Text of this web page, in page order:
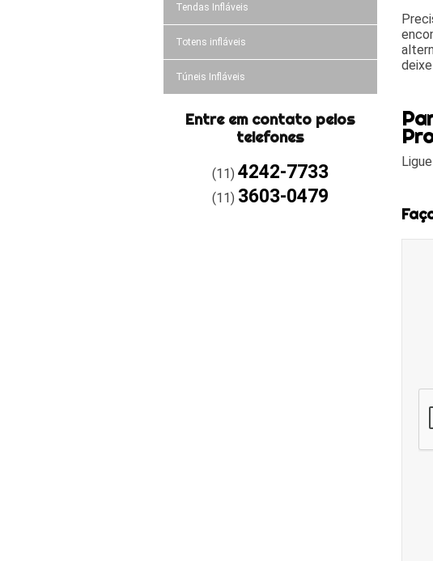
Tendas Infláveis
Totens infláveis
Túneis Infláveis
Entre em contato pelos
telefones
(11) 4242-7733
(11) 3603-0479